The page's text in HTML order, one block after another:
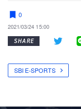
0
2021/03/24 15:00
SHARE
SBI E-SPORTS